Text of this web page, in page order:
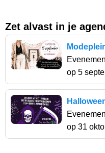
Zet alvast in je
op 5
op 31